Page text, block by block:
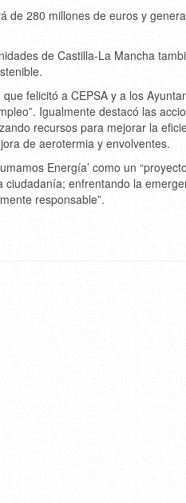
de 280 millones de euros y
de Castilla-La Mancha
felicitó a CEPSA y a los
Igualmente destacó las
recursos para mejorar la
de aerotermia y envolventes.
Energía’ como un
enfrentando la
responsable”.